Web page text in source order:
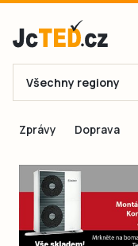
E-mail
Všechny regiony
Zprávy Doprava